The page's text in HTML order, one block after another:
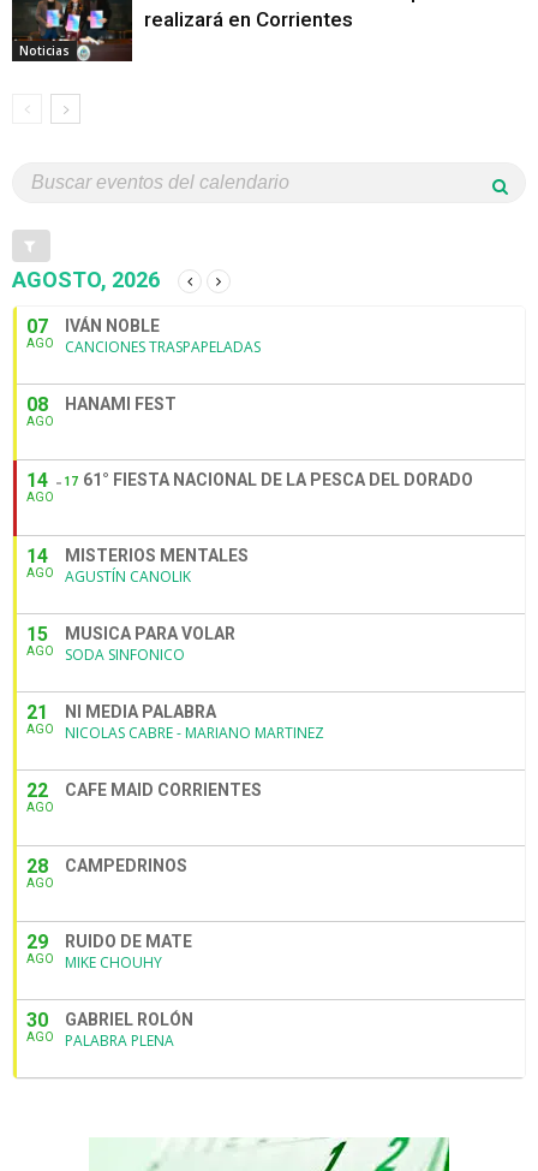
Noticias
realizará en Corrientes
AGOSTO, 2026
07
AGO
IVÁN NOBLE
CANCIONES TRASPAPELADAS
08
AGO
HANAMI FEST
14
AGO
17 61° FIESTA NACIONAL DE LA PESCA DEL DORADO
14
AGO
MISTERIOS MENTALES
AGUSTÍN CANOLIK
15
AGO
MUSICA PARA VOLAR
SODA SINFONICO
21
AGO
NI MEDIA PALABRA
NICOLAS CABRE - MARIANO MARTINEZ
22
AGO
CAFE MAID CORRIENTES
28
AGO
CAMPEDRINOS
29
AGO
RUIDO DE MATE
MIKE CHOUHY
30
AGO
GABRIEL ROLÓN
PALABRA PLENA